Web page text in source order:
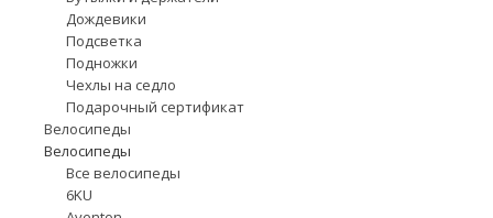
Дождевики
Подсветка
Подножки
Чехлы на седло
Подарочный сертификат
Велосипеды
Велосипеды
Все велосипеды
6KU